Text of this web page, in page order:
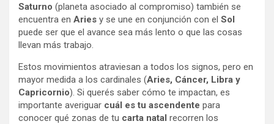
Saturno (planeta asociado al compromiso) también se
encuentra en Aries y se une en conjunción con el Sol
puede ser que el avance sea más lento o que las cosas
llevan más trabajo.
Estos movimientos atraviesan a todos los signos, pero en
mayor medida a los cardinales (Aries, Cáncer, Libra y
Capricornio). Si querés saber cómo te impactan, es
importante averiguar cuál es tu ascendente para
conocer qué zonas de tu carta natal recorren los